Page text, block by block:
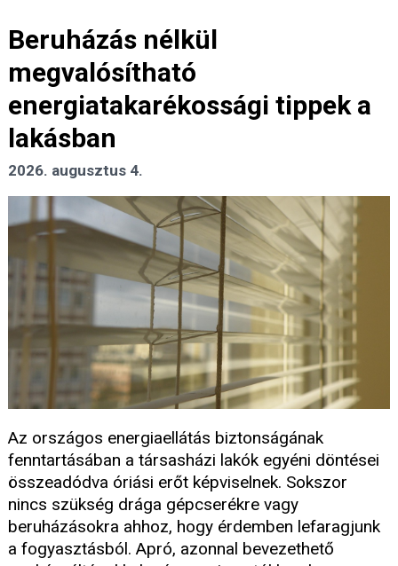
Beruházás nélkül
megvalósítható
energiatakarékossági tippek a
lakásban
2026. augusztus 4.
Az országos energiaellátás biztonságának
fenntartásában a társasházi lakók egyéni döntései
összeadódva óriási erőt képviselnek. Sokszor
nincs szükség drága gépcserékre vagy
beruházásokra ahhoz, hogy érdemben lefaragjunk
a fogyasztásból. Apró, azonnal bevezethető